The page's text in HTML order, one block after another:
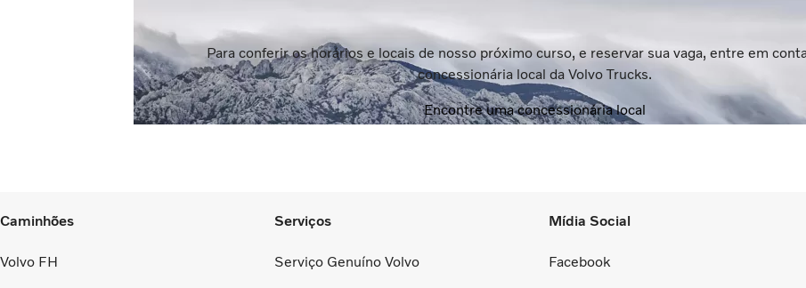
Para conferir os horários e locais de nosso próximo curso, e reservar sua vaga, entre em
concessionária local da Volvo Trucks.
Encontre uma concessionária local
Caminhões
Volvo FH
Serviços
Serviço Genuíno Volvo
Mídia Social
Facebook